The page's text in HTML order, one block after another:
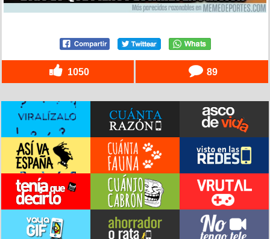
1050 89